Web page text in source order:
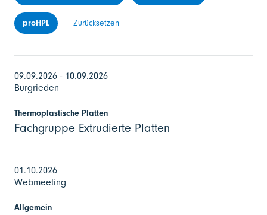
proHPL Zurücksetzen
09.09.2026 - 10.09.2026
Burgrieden
Thermoplastische Platten
Fachgruppe Extrudierte Platten
01.10.2026
Webmeeting
Allgemein